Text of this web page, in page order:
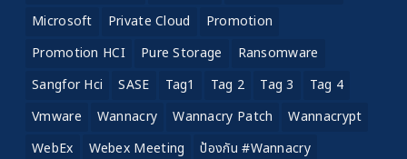
Microsoft
Private Cloud
Promotion
Promotion HCI
Pure Storage
Ransomware
Sangfor Hci
SASE Tag1 Tag 2 Tag 3
Tag 4
Vmware
Wannacry Wannacry Patch
Wannacrypt
WebEx
Webex Meeting ป้องกัน #wannacry